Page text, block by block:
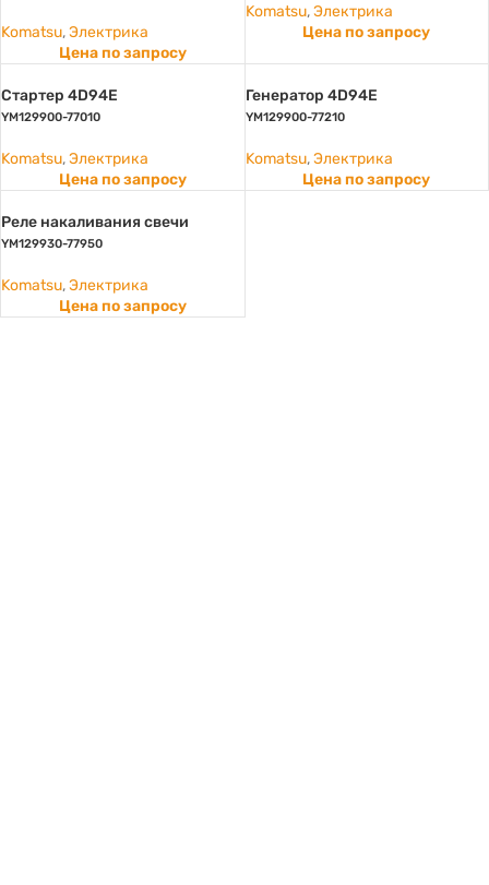
Komatsu,Электрика
Цена по запросу
Komatsu, Электрика
Цена по запросу
Стартер 4D94E
YM129900-77010
Komatsu,Электрика
Цена по запросу
Генератор 4D94E
YM129900-77210
Komatsu, Электрика
Цена по запросу
Реле накаливания свечи
YM129930-77950
Komatsu,Электрика
Цена по запросу